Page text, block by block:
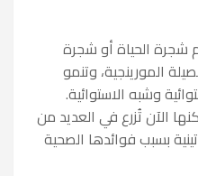
شجرة الحياة أو شجرة
المورينجية، وتنمو
وشبه الاستوائية.
الآن تُزرع في العديد من
بسبب فوائدها الصحية